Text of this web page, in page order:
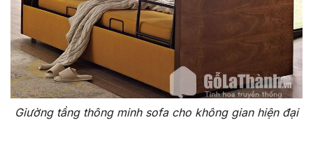
Giường tầng thông minh sofa cho không gian hiện đại